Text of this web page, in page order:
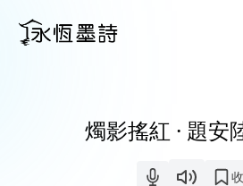
燭影搖紅 · 題安